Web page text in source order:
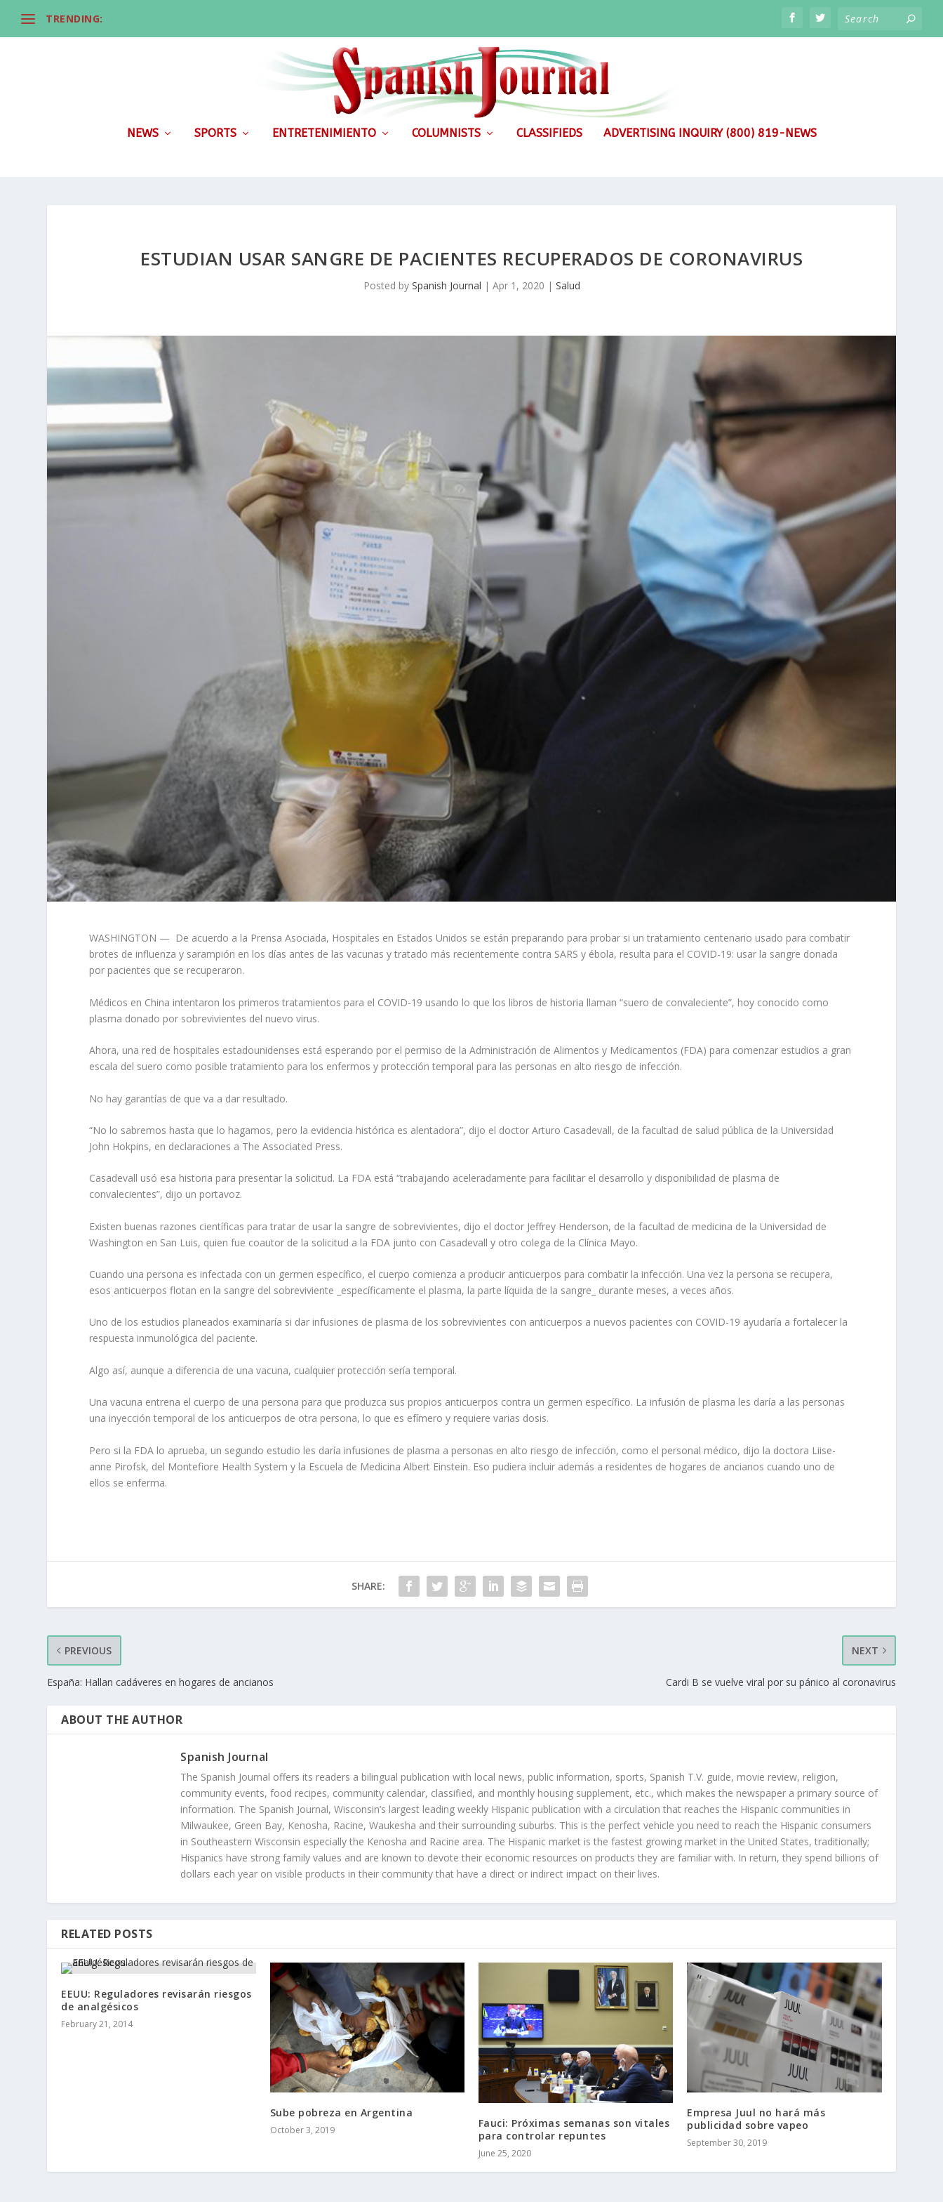
TRENDING:
NEWS SPORTS ENTRETENIMIENTO COLUMNISTS CLASSIFIEDS ADVERTISING INQUIRY (800) 819-NEWS
ESTUDIAN USAR SANGRE DE PACIENTES RECUPERADOS DE CORONAVIRUS
Posted by Spanish Journal | Apr 1, 2020 | Salud
WASHINGTON — De acuerdo a la Prensa Asociada, Hospitales en Estados Unidos se están preparando para probar si un tratamiento centenario usado para combatir
brotes de influenza y sarampión en los días antes de las vacunas y tratado más recientemente contra SARS y ébola, resulta para el COVID-19: usar la sangre donada
por pacientes que se recuperaron.
Médicos en China intentaron los primeros tratamientos para el COVID-19 usando lo que los libros de historia llaman “suero de convaleciente”, hoy conocido como
plasma donado por sobrevivientes del nuevo virus.
Ahora, una red de hospitales estadounidenses está esperando por el permiso de la Administración de Alimentos y Medicamentos (FDA) para comenzar estudios a gran
escala del suero como posible tratamiento para los enfermos y protección temporal para las personas en alto riesgo de infección.
No hay garantías de que va a dar resultado.
“No lo sabremos hasta que lo hagamos, pero la evidencia histórica es alentadora”, dijo el doctor Arturo Casadevall, de la facultad de salud pública de la Universidad
John Hokpins, en declaraciones a The Associated Press.
Casadevall usó esa historia para presentar la solicitud. La FDA está “trabajando aceleradamente para facilitar el desarrollo y disponibilidad de plasma de
convalecientes”, dijo un portavoz.
Existen buenas razones científicas para tratar de usar la sangre de sobrevivientes, dijo el doctor Jeffrey Henderson, de la facultad de medicina de la Universidad de
Washington en San Luis, quien fue coautor de la solicitud a la FDA junto con Casadevall y otro colega de la Clínica Mayo.
Cuando una persona es infectada con un germen específico, el cuerpo comienza a producir anticuerpos para combatir la infección. Una vez la persona se recupera,
esos anticuerpos flotan en la sangre del sobreviviente _específicamente el plasma, la parte líquida de la sangre_ durante meses, a veces años.
Uno de los estudios planeados examinaría si dar infusiones de plasma de los sobrevivientes con anticuerpos a nuevos pacientes con COVID-19 ayudaría a fortalecer la
respuesta inmunológica del paciente.
Algo así, aunque a diferencia de una vacuna, cualquier protección sería temporal.
Una vacuna entrena el cuerpo de una persona para que produzca sus propios anticuerpos contra un germen específico. La infusión de plasma les daría a las personas
una inyección temporal de los anticuerpos de otra persona, lo que es efímero y requiere varias dosis.
Pero si la FDA lo aprueba, un segundo estudio les daría infusiones de plasma a personas en alto riesgo de infección, como el personal médico, dijo la doctora Liise-
anne Pirofsk, del Montefiore Health System y la Escuela de Medicina Albert Einstein. Eso pudiera incluir además a residentes de hogares de ancianos cuando uno de
ellos se enferma.
SHARE:
PREVIOUS
España: Hallan cadáveres en hogares de ancianos
NEXT
Cardi B se vuelve viral por su pánico al coronavirus
ABOUT THE AUTHOR
Spanish Journal
The Spanish Journal offers its readers a bilingual publication with local news, public information, sports, Spanish T.V. guide, movie review, religion,
community events, food recipes, community calendar, classified, and monthly housing supplement, etc., which makes the newspaper a primary source of
information. The Spanish Journal, Wisconsin’s largest leading weekly Hispanic publication with a circulation that reaches the Hispanic communities in
Milwaukee, Green Bay, Kenosha, Racine, Waukesha and their surrounding suburbs. This is the perfect vehicle you need to reach the Hispanic consumers
in Southeastern Wisconsin especially the Kenosha and Racine area. The Hispanic market is the fastest growing market in the United States, traditionally;
Hispanics have strong family values and are known to devote their economic resources on products they are familiar with. In return, they spend billions of
dollars each year on visible products in their community that have a direct or indirect impact on their lives.
RELATED POSTS
EEUU: Reguladores revisarán riesgos
de analgésicos
February 21, 2014
Sube pobreza en Argentina
October 3, 2019
Fauci: Próximas semanas son vitales
para controlar repuntes
June 25, 2020
Empresa Juul no hará más
publicidad sobre vapeo
September 30, 2019